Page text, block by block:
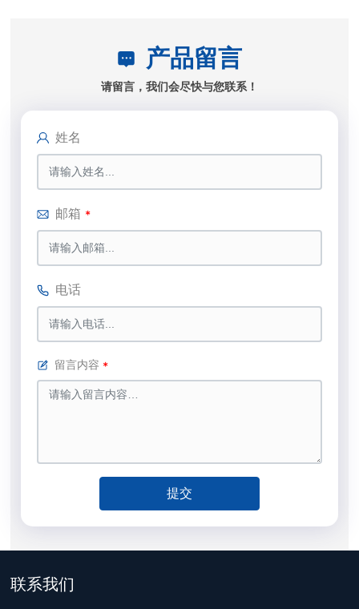
产品留言
请留言，我们会尽快与您联系！
姓名
邮箱
电话
留言内容
提交
联系我们